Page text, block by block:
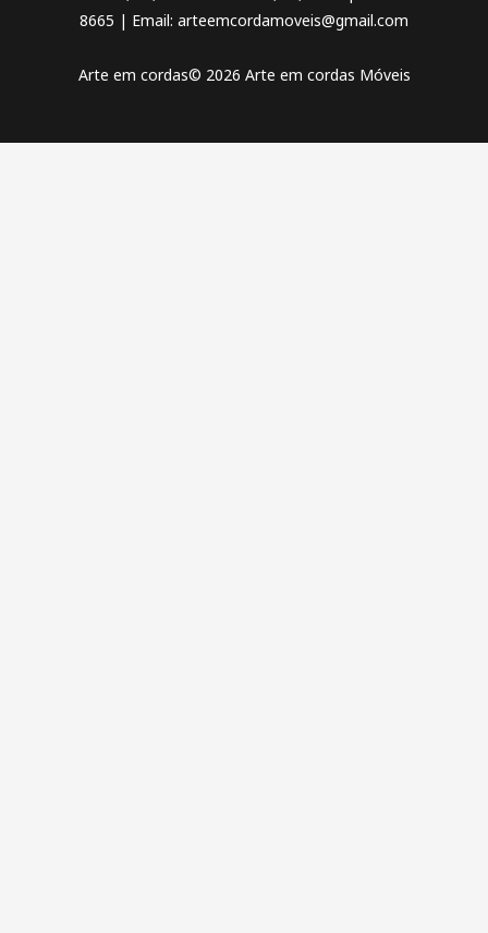
8665 | Email: arteemcordamoveis@gmail.com
Arte em cordas© 2026 Arte em cordas Móveis